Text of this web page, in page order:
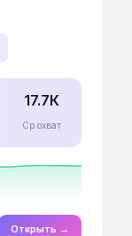
17.7К
Ср.охват
Открыть →